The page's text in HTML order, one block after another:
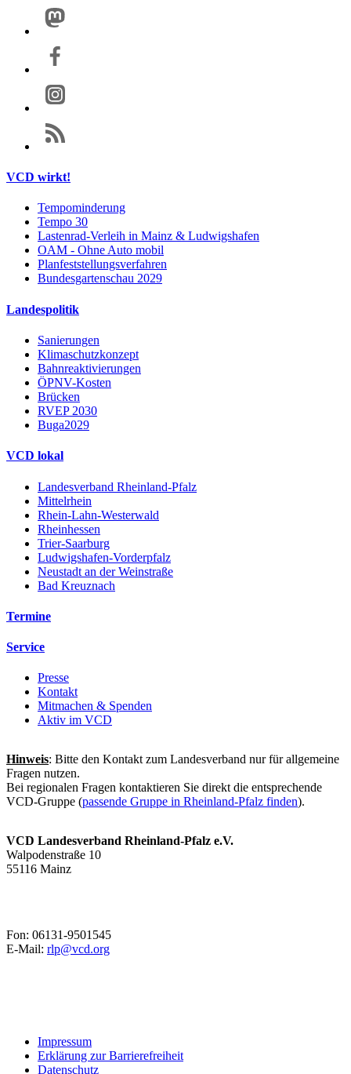
VCD wirkt!
Tempominderung
Tempo 30
Lastenrad-Verleih in Mainz & Ludwigshafen
OAM - Ohne Auto mobil
Planfeststellungsverfahren
Bundesgartenschau 2029
Landespolitik
Sanierungen
Klimaschutzkonzept
Bahnreaktivierungen
ÖPNV-Kosten
Brücken
RVEP 2030
Buga2029
VCD lokal
Landesverband Rheinland-Pfalz
Mittelrhein
Rhein-Lahn-Westerwald
Rheinhessen
Trier-Saarburg
Ludwigshafen-Vorderpfalz
Neustadt an der Weinstraße
Bad Kreuznach
Termine
Service
Presse
Kontakt
Mitmachen & Spenden
Aktiv im VCD
Hinweis: Bitte den Kontakt zum Landesverband nur für allgemeine
Fragen nutzen.
Bei regionalen Fragen kontaktieren Sie direkt die entsprechende
VCD-Gruppe (passende Gruppe in Rheinland-Pfalz finden).
VCD Landesverband Rheinland-Pfalz e.V.
Walpodenstraße 10
55116 Mainz
Fon: 06131-9501545
E-Mail: rlp@vcd.org
Impressum
Erklärung zur Barrierefreiheit
Datenschutz